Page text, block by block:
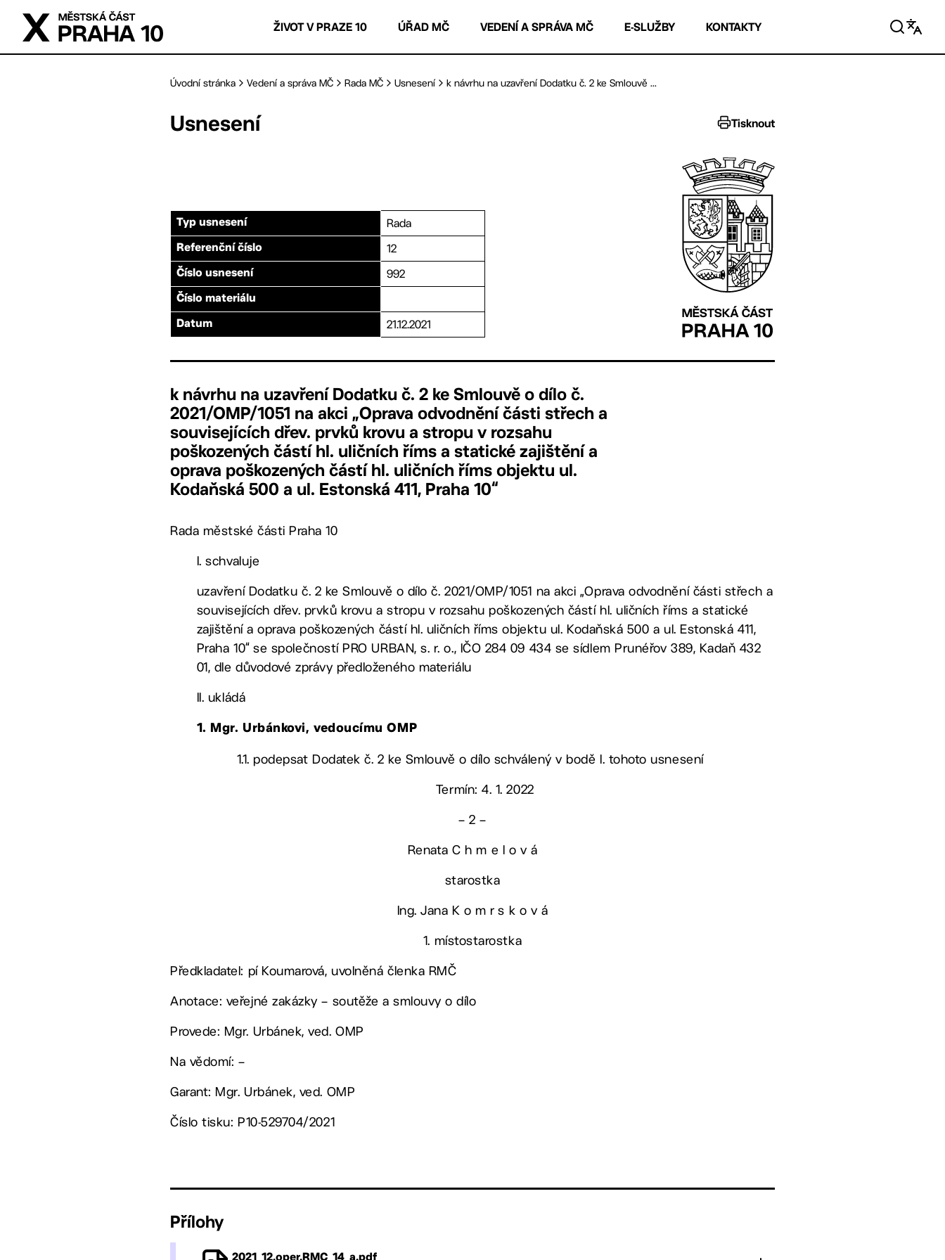
Přejít na hlavní obsah
ŽIVOT V PRAZE 10 ÚŘAD MČ VEDENÍ A SPRÁVA MČ E-SLUŽBY KONTAKTY
Úvodní stránka Vedení a správa MČ Rada MČ Usnesení k návrhu na uzavření Dodatku č. 2 ke Smlouvě ...
Usnesení Tisknout
Typ usnesení Rada
Referenční číslo 12
Číslo usnesení 992
Číslo materiálu
Datum 21.12.2021
k návrhu na uzavření Dodatku č. 2 ke Smlouvě o dílo č.
2021/OMP/1051 na akci „Oprava odvodnění části střech a
souvisejících dřev. prvků krovu a stropu v rozsahu
poškozených částí hl. uličních říms a statické zajištění a
oprava poškozených částí hl. uličních říms objektu ul.
Kodaňská 500 a ul. Estonská 411, Praha 10“
Rada městské části Praha 10
I. schvaluje
uzavření Dodatku č. 2 ke Smlouvě o dílo č. 2021/OMP/1051 na akci „Oprava odvodnění části střech a
souvisejících dřev. prvků krovu a stropu v rozsahu poškozených částí hl. uličních říms a statické
zajištění a oprava poškozených částí hl. uličních říms objektu ul. Kodaňská 500 a ul. Estonská 411,
Praha 10“ se společností PRO URBAN, s. r. o., IČO 284 09 434 se sídlem Prunéřov 389, Kadaň 432
01, dle důvodové zprávy předloženého materiálu
II. ukládá
1. Mgr. Urbánkovi, vedoucímu OMP
1.1. podepsat Dodatek č. 2 ke Smlouvě o dílo schválený v bodě I. tohoto usnesení
Termín: 4. 1. 2022
– 2 –
Renata C h m e l o v á
starostka
Ing. Jana K o m r s k o v á
1. místostarostka
Předkladatel: pí Koumarová, uvolněná členka RMČ
Anotace: veřejné zakázky – soutěže a smlouvy o dílo
Provede: Mgr. Urbánek, ved. OMP
Na vědomí: –
Garant: Mgr. Urbánek, ved. OMP
Číslo tisku: P10-529704/2021
Přílohy
2021_12.oper.RMC_14_a.pdf